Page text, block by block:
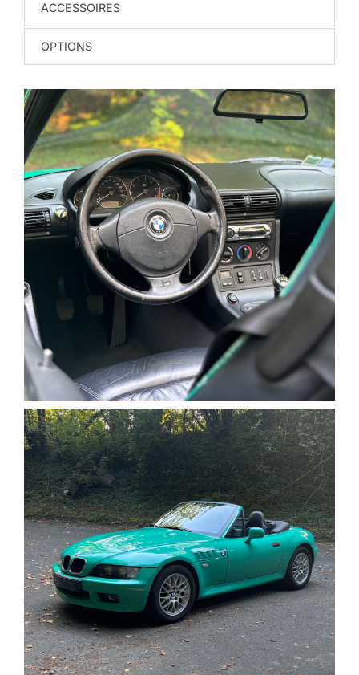
ACCESSOIRES
OPTIONS